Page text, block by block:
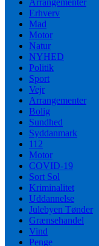
Erhverv
Mad
Motor
Natur
NYHED
Politik
Sport
Vejr
Arrangementer
Bolig
Sundhed
Syddanmark
112
Motor
COVID-19
Sort Sol
Kriminalitet
Uddannelse
Julebyen Tønder
Grænsehandel
Vind
Penge